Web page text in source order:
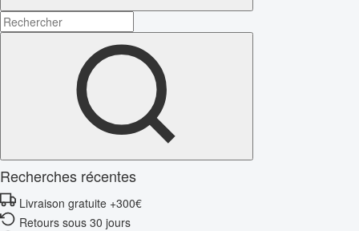
Recherches récentes
Livraison gratuite +300€
Retours sous 30 jours